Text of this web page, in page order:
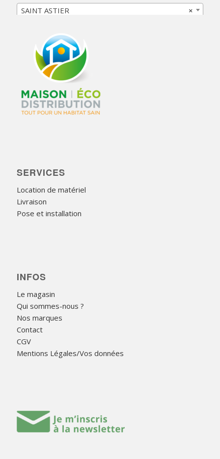
×
SAINT ASTIER
SERVICES
Location de matériel
Livraison
Pose et installation
INFOS
Le magasin
Qui sommes-nous ?
Nos marques
Contact
CGV
Mentions Légales/Vos données